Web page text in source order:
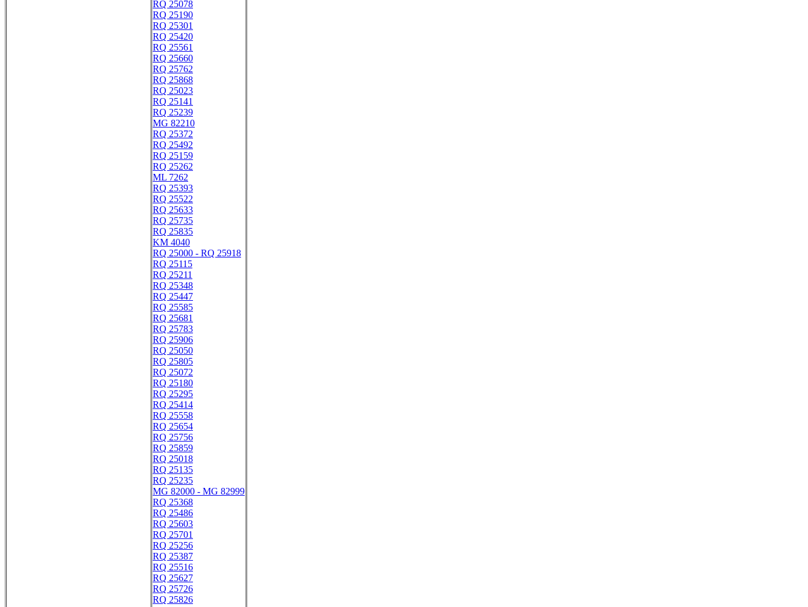
RQ 25078
RQ 25190
RQ 25301
RQ 25420
RQ 25561
RQ 25660
RQ 25762
RQ 25868
RQ 25023
RQ 25141
RQ 25239
MG 82210
RQ 25372
RQ 25492
RQ 25159
RQ 25262
ML 7262
RQ 25393
RQ 25522
RQ 25633
RQ 25735
RQ 25835
KM 4040
RQ 25000 - RQ 25918
RQ 25115
RQ 25211
RQ 25348
RQ 25447
RQ 25585
RQ 25681
RQ 25783
RQ 25906
RQ 25050
RQ 25805
RQ 25072
RQ 25180
RQ 25295
RQ 25414
RQ 25558
RQ 25654
RQ 25756
RQ 25859
RQ 25018
RQ 25135
RQ 25235
MG 82000 - MG 82999
RQ 25368
RQ 25486
RQ 25603
RQ 25701
RQ 25256
RQ 25387
RQ 25516
RQ 25627
RQ 25726
RQ 25826